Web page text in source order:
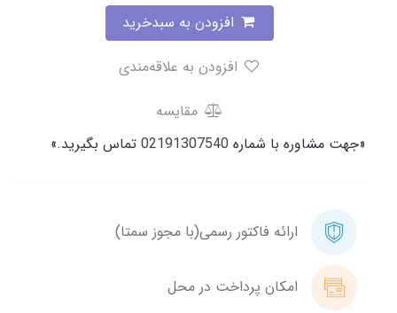
مقایسه
«جهت مشاوره با شماره 02191307540 تماس بگیرید.»
ارائه فاکتور رسمی(با مجوز سمتا)
امکان پرداخت در محل